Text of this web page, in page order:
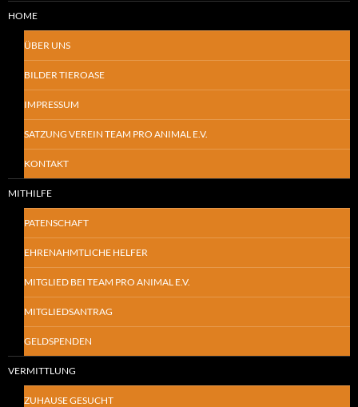
HOME
ÜBER UNS
BILDER TIEROASE
IMPRESSUM
SATZUNG VEREIN TEAM PRO ANIMAL E.V.
KONTAKT
MITHILFE
PATENSCHAFT
EHRENAHMTLICHE HELFER
MITGLIED BEI TEAM PRO ANIMAL E.V.
MITGLIEDSANTRAG
GELDSPENDEN
VERMITTLUNG
ZUHAUSE GESUCHT